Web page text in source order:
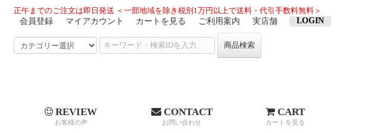
正午までのご注文は即日発送 ＜一部地域を除き税別1万円以上で送料・代引手数料無料＞
会員登録 マイアカウント カートを見る ご利用案内 実店舗 LOGIN
商品検索
REVIEW
お客様の声
CONTACT
お問い合わせ
CART
カートを見る